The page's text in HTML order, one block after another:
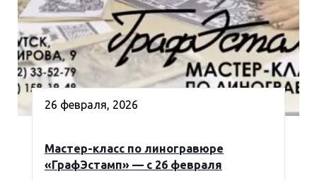
26 февраля, 2026
Мастер-класс по линогравюре
«ГрафЭстамп» — с 26 февраля